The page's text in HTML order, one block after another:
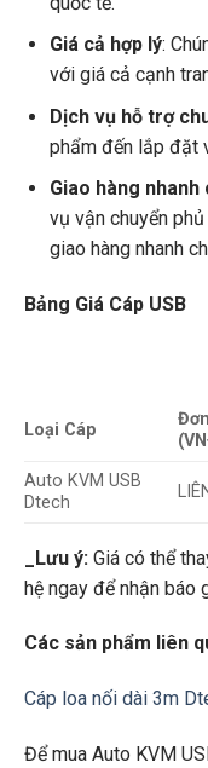
Giá cả hợp lý:
với giá cả cạnh
Dịch vụ hỗ trợ
phẩm đến lắp đặt
Giao hàng nhanh
vụ vận chuyển
giao hàng nhanh
Bảng Giá Cáp USB
Loại Cáp
Auto KVM USB
Dtech
_Lưu ý:Giá có thể
hệ ngay để nhận báo
Các sản phẩm liên
Cáp loa nối dài 3m
Để mua Auto KVM